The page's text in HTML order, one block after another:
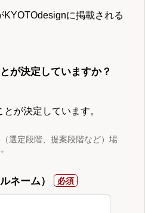
KYOTOdesignに掲載される
が決定していますか？
が決定しています。
選定段階、提案段階など）場
ネーム）